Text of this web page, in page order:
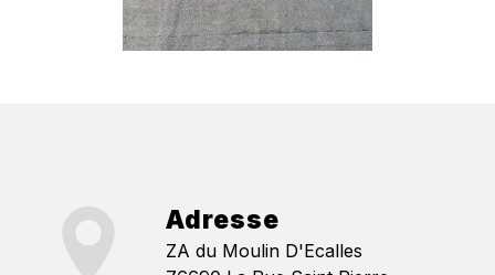
Adresse
ZA du Moulin D'Ecalles